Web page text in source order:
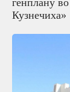
генплану
Кузнечиха»